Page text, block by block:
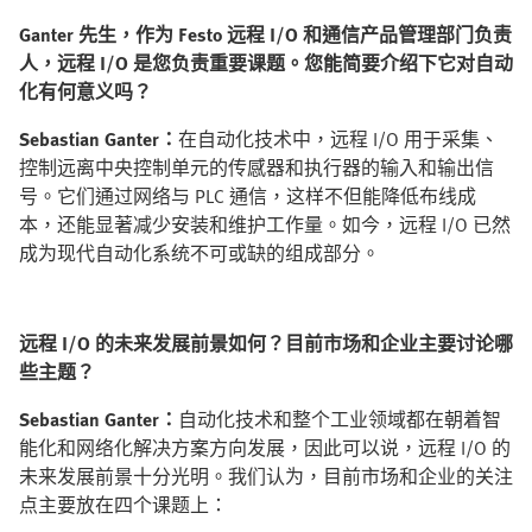
Ganter 先生，作为 Festo 远程 I/O 和通信产品管理部门负责
人，远程 I/O 是您负责重要课题。您能简要介绍下它对自动
化有何意义吗？
Sebastian Ganter： 在自动化技术中，远程 I/O 用于采集、
控制远离中央控制单元的传感器和执行器的输入和输出信
号。它们通过网络与 PLC 通信，这样不但能降低布线成
本，还能显著减少安装和维护工作量。如今，远程 I/O 已然
成为现代自动化系统不可或缺的组成部分。
远程 I/O 的未来发展前景如何？目前市场和企业主要讨论哪
些主题？
Sebastian Ganter： 自动化技术和整个工业领域都在朝着智
能化和网络化解决方案方向发展，因此可以说，远程 I/O 的
未来发展前景十分光明。我们认为，目前市场和企业的关注
点主要放在四个课题上：